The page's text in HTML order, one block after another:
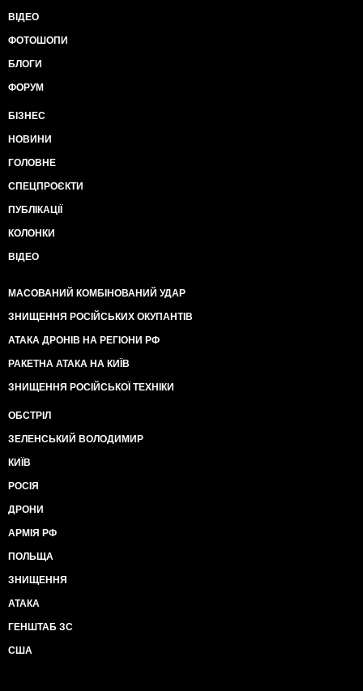
ВІДЕО
ФОТОШОПИ
БЛОГИ
ФОРУМ
БІЗНЕС
НОВИНИ
ГОЛОВНЕ
СПЕЦПРОЄКТИ
ПУБЛІКАЦІЇ
КОЛОНКИ
ВІДЕО
МАСОВАНИЙ КОМБІНОВАНИЙ УДАР
ЗНИЩЕННЯ РОСІЙСЬКИХ ОКУПАНТІВ
АТАКА ДРОНІВ НА РЕГІОНИ РФ
РАКЕТНА АТАКА НА КИЇВ
ЗНИЩЕННЯ РОСІЙСЬКОЇ ТЕХНІКИ
ОБСТРІЛ
ЗЕЛЕНСЬКИЙ ВОЛОДИМИР
КИЇВ
РОСІЯ
ДРОНИ
АРМІЯ РФ
ПОЛЬЩА
ЗНИЩЕННЯ
АТАКА
ГЕНШТАБ ЗС
США